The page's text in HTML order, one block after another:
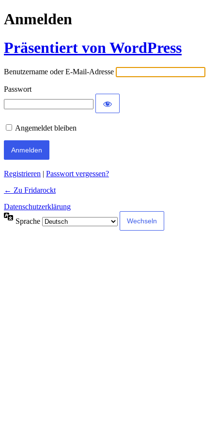
Anmelden
Präsentiert von WordPress
Benutzername oder E-Mail-Adresse
Passwort
Angemeldet bleiben
Registrieren | Passwort vergessen?
← Zu Fridarockt
Datenschutzerklärung
Sprache